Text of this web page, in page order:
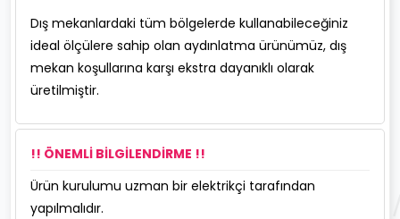
Dış mekanlardaki tüm bölgelerde kullanabileceğiniz
ideal ölçülere sahip olan aydınlatma ürünümüz, dış
mekan koşullarına karşı ekstra dayanıklı olarak
üretilmiştir.
!! ÖNEMLİ BİLGİLENDİRME !!
Ürün kurulumu uzman bir elektrikçi tarafından
yapılmalıdır.